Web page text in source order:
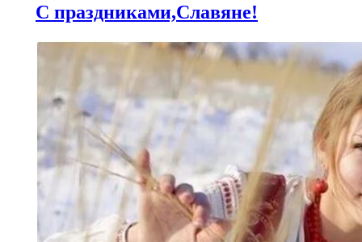
С праздниками,Славяне!